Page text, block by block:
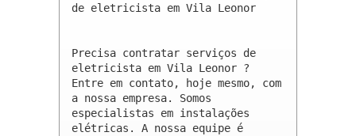
de eletricista em Vila Leonor
Precisa contratar serviços de
eletricista em Vila Leonor ?
Entre em contato, hoje mesmo, com
a nossa empresa. Somos
especialistas em instalações
elétricas. A nossa equipe é